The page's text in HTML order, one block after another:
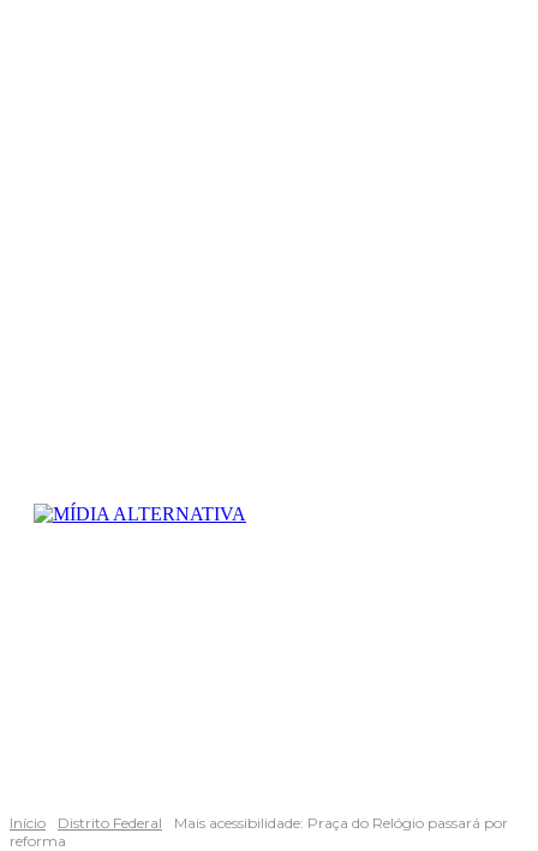
Início Distrito Federal
Mais acessibilidade: Praça do Relógio passará por
reforma